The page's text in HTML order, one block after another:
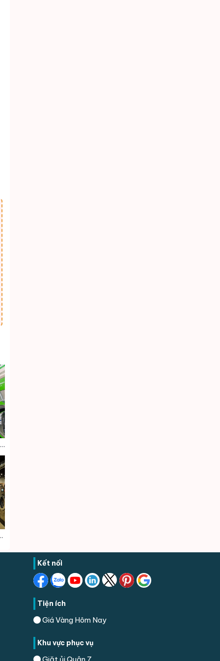
✅ CAPY Quận Phú Nhuận : Dịch vụ Giặt sấy – Giặt hấp – Giặt khô – Giặt Công Nghiệp – Vệ Sinh giày
Nghiệp – Vệ Sinh giày Quận 3
Kết nối
Tiện ích
Giá Vàng Hôm Nay
Khu vực phục vụ